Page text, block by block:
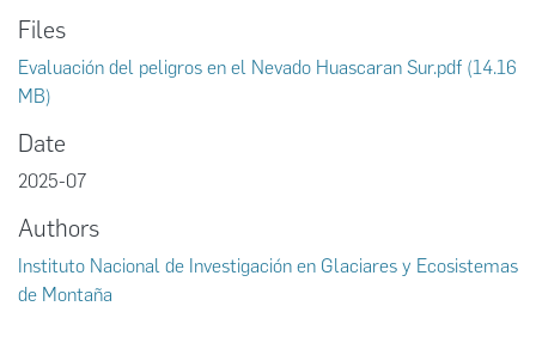
Files
Evaluación del peligros en el Nevado Huascaran Sur.pdf (14.16
MB)
Date
2025-07
Authors
Instituto Nacional de Investigación en Glaciares y Ecosistemas
de Montaña